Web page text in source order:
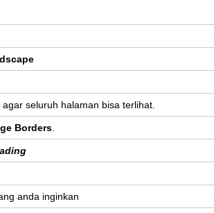
seluruh halaman bisa terlihat.
Borders
anda inginkan